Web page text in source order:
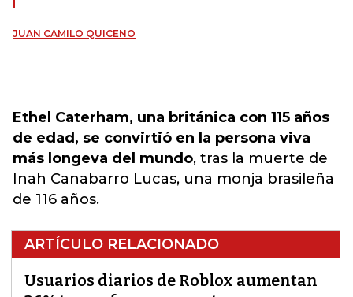
JUAN CAMILO QUICENO
Ethel Caterham, una británica con 115 años
de edad, se convirtió en la persona viva
más longeva del mundo, tras la muerte de
Inah Canabarro Lucas, una monja brasileña
de 116 años.
ARTÍCULO RELACIONADO
Usuarios diarios de Roblox aumentan